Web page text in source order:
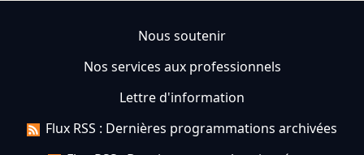
Nous soutenir
Nos services aux professionnels
Lettre d'information
Flux RSS : Dernières programmations archivées